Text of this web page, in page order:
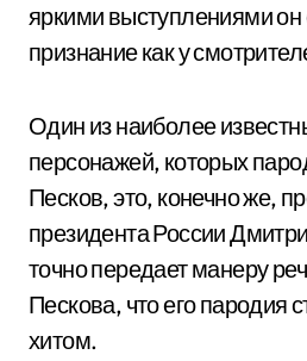
яркими выступлениями он
признание как у
Один из наиболее
персонажей, которых
Песков, это, конечно же,
президента России
точно передает манеру
Пескова, что его пародия
хитом.